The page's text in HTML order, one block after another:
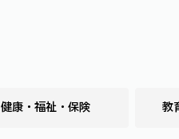
健康・福祉・保険 教